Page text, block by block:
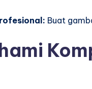
Buat